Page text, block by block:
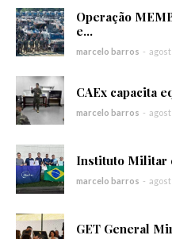
Operação
e...
marcelo barros -
CAEx capacita
marcelo barros -
Instituto Militar
marcelo barros -
GET General